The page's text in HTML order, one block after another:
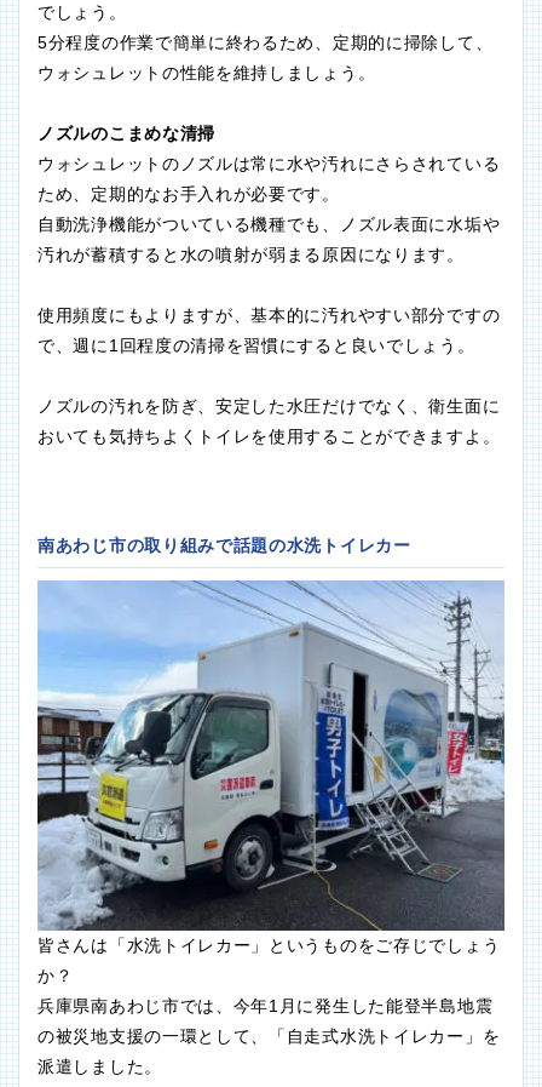
でしょう。
5分程度の作業で簡単に終わるため、定期的に掃除して、
ウォシュレットの性能を維持しましょう。
ノズルのこまめな清掃
ウォシュレットのノズルは常に水や汚れにさらされている
ため、定期的なお手入れが必要です。
自動洗浄機能がついている機種でも、ノズル表面に水垢や
汚れが蓄積すると水の噴射が弱まる原因になります。
使用頻度にもよりますが、基本的に汚れやすい部分ですの
で、週に1回程度の清掃を習慣にすると良いでしょう。
ノズルの汚れを防ぎ、安定した水圧だけでなく、衛生面に
おいても気持ちよくトイレを使用することができますよ。
南あわじ市の取り組みで話題の水洗トイレカー
皆さんは「水洗トイレカー」というものをご存じでしょう
か？
兵庫県南あわじ市では、今年1月に発生した能登半島地震
の被災地支援の一環として、「自走式水洗トイレカー」を
派遣しました。